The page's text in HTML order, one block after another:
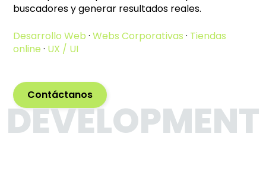
buscadores y generar resultados reales.
Desarrollo Web ·Webs Corporativas · Tiendas
online · UX / UI
Contáctanos
DEVELOPMENT